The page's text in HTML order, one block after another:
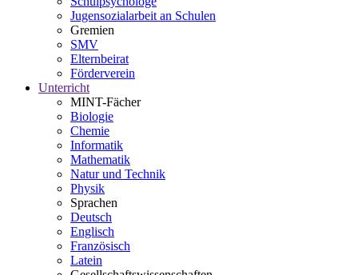
Jugensozialarbeit an Schulen
Gremien
SMV
Elternbeirat
Förderverein
Unterricht
MINT-Fächer
Biologie
Chemie
Informatik
Mathematik
Natur und Technik
Physik
Sprachen
Deutsch
Englisch
Französisch
Latein